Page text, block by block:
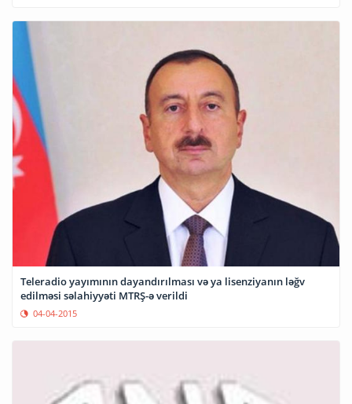
Teleradio yayımının dayandırılması və ya lisenziyanın ləğv
edilməsi səlahiyyəti MTRŞ-ə verildi
04-04-2015